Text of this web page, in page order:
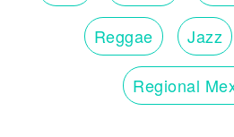
Reggae Jazz
Regional